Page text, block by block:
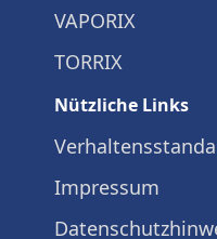
VAPORIX
TORRIX
Nützliche Links
Impressum